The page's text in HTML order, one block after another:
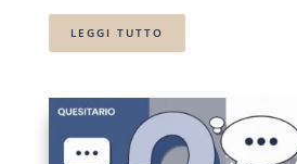
LEGGI TUTTO